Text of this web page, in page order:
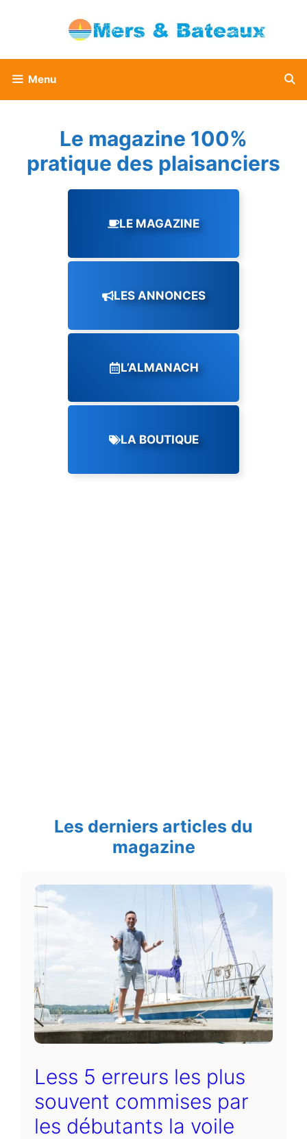
Menu
Le magazine 100%
pratique des plaisanciers
LE MAGAZINE
LES ANNONCES
L’ALMANACH
LA BOUTIQUE
Les derniers articles du
magazine
Less 5 erreurs les plus
souvent commises par
les débutants la voile